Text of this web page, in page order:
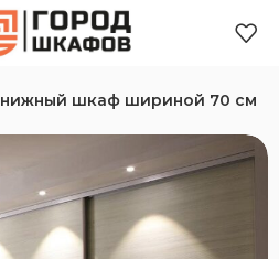
шкаф шириной 70 см